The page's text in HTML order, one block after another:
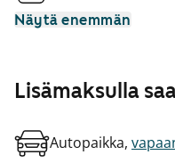
Näytä enemmän
Lisämaksulla
Autopaikka,